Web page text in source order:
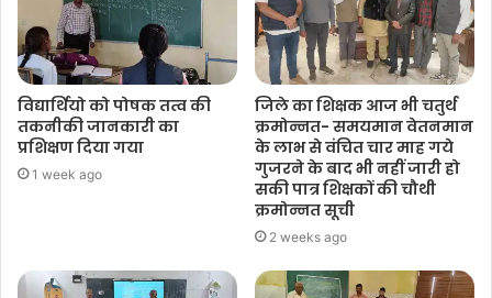
विद्यार्थियो को पोषक तत्व की
तकनीकी जानकारी का
प्रशिक्षण दिया गया
1 week ago
जिले का शिक्षक आज भी चतुर्थ
क्रमोन्नत- समयमान वेतनमान
के लाभ से वंचित चार माह गये
गुजरने के बाद भी नहीं जारी हो
सकी पात्र शिक्षकों की चौथी
क्रमोन्नत सूची
2 weeks ago